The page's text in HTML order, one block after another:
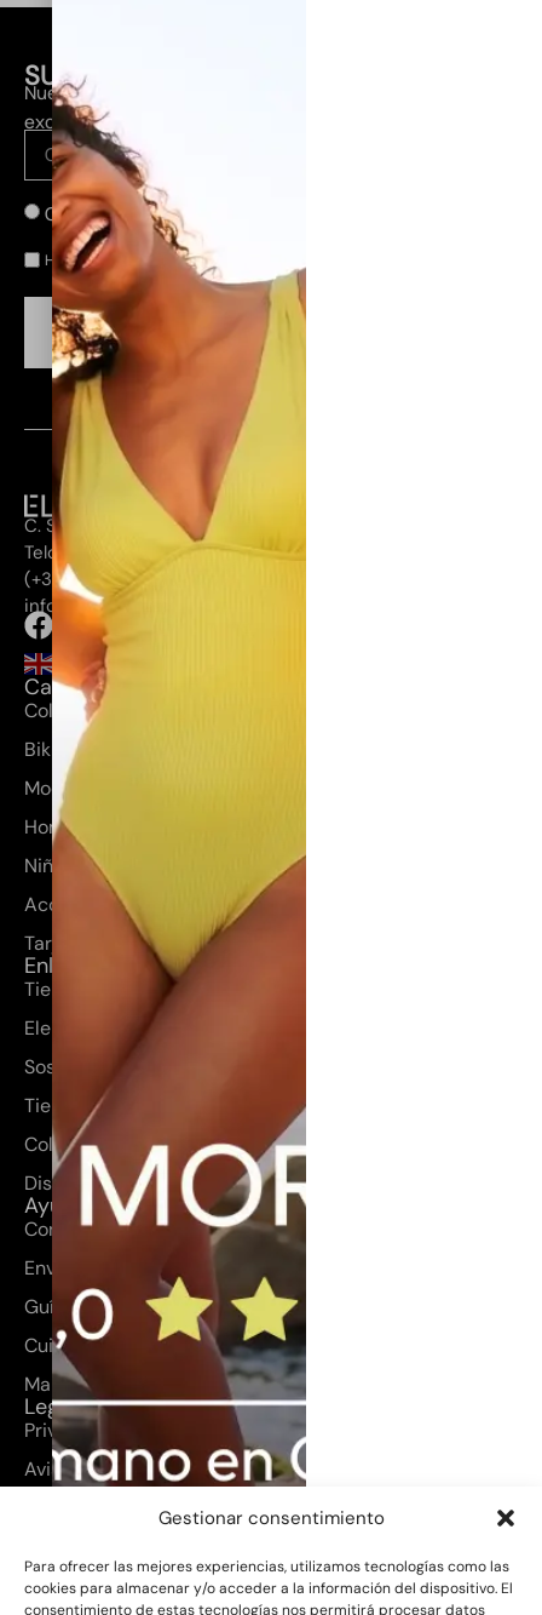
Gestionar consentimiento
Para ofrecer las mejores experiencias, utilizamos tecnologías como las
cookies para almacenar y/o acceder a la información del dispositivo. El
consentimiento de estas tecnologías nos permitirá procesar datos
Bikini Sahara – Colección permanente
130,00€
SUSCRÍBETE A NUESTRA NEWSLETTER
Nuevas colecciones, lanzamientos y descuentos
exclusivos en tu email.
Canarias Península
He leído y acepto la política de privacidad
CONSEGUIR MI DESCUENTO
C. Secretario Guedes Alemán, 28, 35200
Telde, Las Palmas
(+34) 660 355 272
info@elenamorales.es
Categorías
Coleccion Huahine
Bikinis y bañadores
Moda mujer
Hombre
Niños
Accesorios
Tarjetas regalo
Enlaces rápidos
Tienda
Elena Morales
Sostenibilidad
Tienda
Colección
Diseños a medida
Ayuda
Contacto
Envíos y devoluciones
Guía de tallas
Cuidados del producto
Mapa del sitio
Legal
Privacidad
Aviso legal